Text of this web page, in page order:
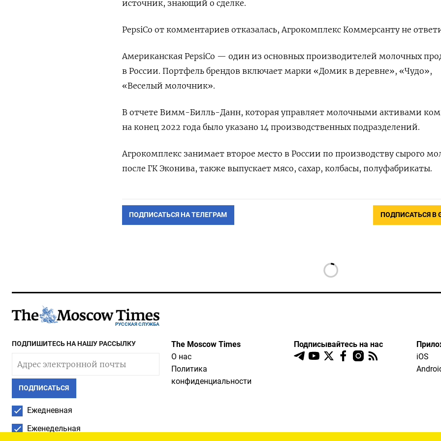
источник, знающий о сделке.
PepsiCo от комментариев отказалась, Агрокомплекс Коммерсанту не
Американская PepsiCo — один из основных производителей молочных
в России. Портфель брендов включает марки «Домик в деревне», «Чудо»,
«Веселый молочник».
В отчете Вимм-Билль-Данн, которая управляет молочными активами
на конец 2022 года было указано 14 производственных подразделений.
Агрокомплекс занимает второе место в России по производству сырого
после ГК Эконива, также выпускает мясо, сахар, колбасы, полуфабрикаты.
ПОДПИСАТЬСЯ НА ТЕЛЕГРАМ ПОДПИСАТЬСЯ В
РУССКАЯ СЛУЖБА
ПОДПИШИТЕСЬ НА НАШУ РАССЫЛКУ
ПОДПИСАТЬСЯ
Ежедневная
Еженедельная
The Moscow Times
О нас
Политика
конфиденциальности
Подписывайтесь на нас
iOS